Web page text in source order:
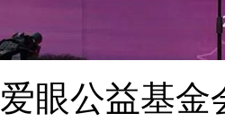
爱眼公益基金